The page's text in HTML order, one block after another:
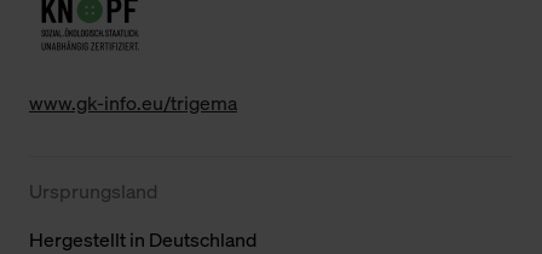
www.gk-info.eu/trigema
Ursprungsland
Hergestellt in Deutschland